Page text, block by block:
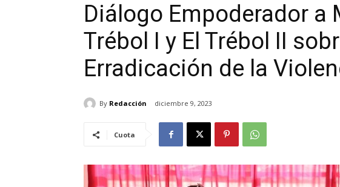
Diálogo Empoderador a
Trébol I y El Trébol II
Erradicación de la
By Redacción diciembre 9, 2023
Cuota